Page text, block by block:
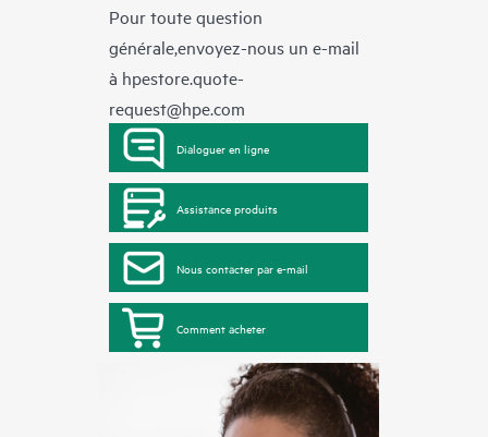
Pour toute question
générale,envoyez-nous un e-mail
à hpestore.quote-
request@hpe.com
Dialoguer en ligne
Assistance produits
Nous contacter par e-mail
Comment acheter